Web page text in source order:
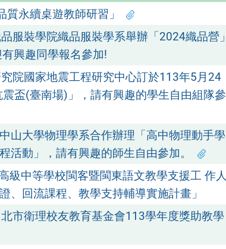
質永續桌遊教師研習」
服裝學院織品服裝學系舉辦「2024織品營」
興趣同學報名參加!
院國家地震工程研究中心訂於113年5月24
盃(臺南場)」，請有興趣的學生自由組隊參
山大學物理學系合作辦理「高中物理動手學
活動」，請有興趣的師生自由參加。
級中等學校閩客暨閩東語文教學支援工 作人
、回流課程、教學支持輔導實施計畫」
市衛理校友教育基金會113學年度獎助教學